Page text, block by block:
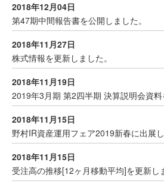
2018年12月04日
第47期中間報告書を公開しました。
2018年11月27日
株式情報を更新しました。
2018年11月19日
2019年3月期 第2四半期 決算説明会資料
2018年11月15日
野村IR資産運用フェア2019新春に出展
2018年11月15日
受注高の推移[12ヶ月移動平均]を更新し